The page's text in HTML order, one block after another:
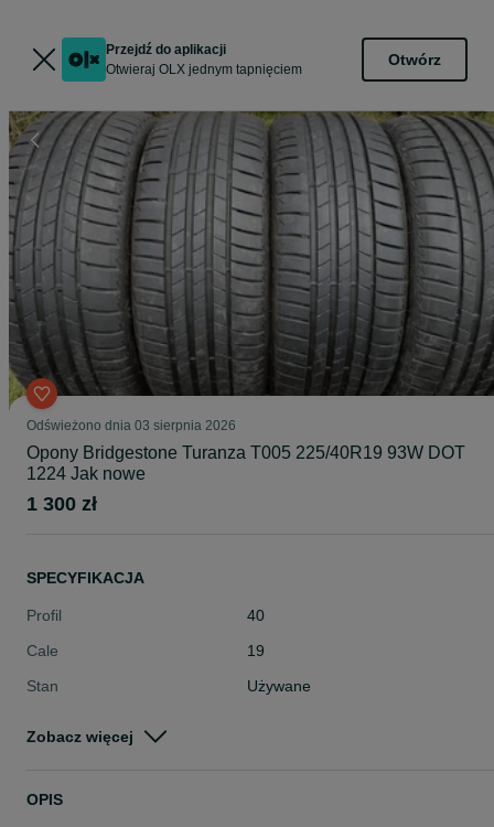
Przejdź do aplikacji
Otwieraj OLX jednym tapnięciem
Otwórz
Odświeżono dnia 03 sierpnia 2026
Opony Bridgestone Turanza T005 225/40R19 93W DOT
1224 Jak nowe
1 300 zł
SPECYFIKACJA
Profil
40
Cale
19
Stan
Używane
Szerokość
Zobacz więcej
OPIS